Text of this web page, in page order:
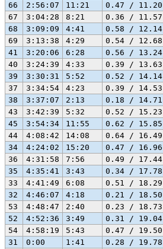
66
2:56:07 11:21 0.47 / 11.20
67
3:04:28 8:21 0.36 / 11.57
68
3:09:09 4:41 0.58 / 12.14
69
3:13:38 4:29 0.54 / 12.68
41
3:20:06 6:28 0.56 / 13.24
40
3:24:39 4:33 0.39 / 13.63
39
3:30:31 5:52 0.52 / 14.14
37
3:34:54 4:23 0.39 / 14.53
38
3:37:07 2:13 0.18 / 14.71
43
3:42:39 5:32 0.52 / 15.23
45
3:54:34 11:55 0.62 / 15.85
44
4:08:42 14:08 0.64 / 16.49
34
4:24:02 15:20 0.47 / 16.96
36
4:31:58 7:56 0.49 / 17.44
35
4:35:41 3:43 0.34 / 17.78
33
4:41:49 6:08 0.51 / 18.29
32
4:46:07 4:18 0.21 / 18.50
53
4:48:47 2:40 0.23 / 18.73
52
4:52:36 3:49 0.31 / 19.04
54
4:58:19 5:43 0.47 / 19.50
31
0:00 1:41 0.28 / 19.78